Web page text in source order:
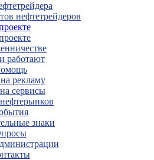
нефтетрейдеров
работают
рекламу
сервисы
знаки